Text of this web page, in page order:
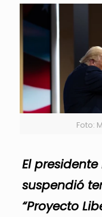
Foto:
El
suspendió
“Proyecto